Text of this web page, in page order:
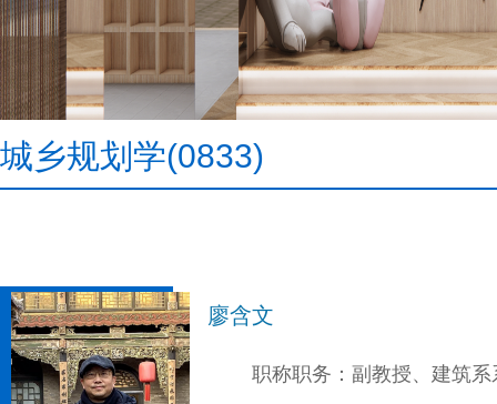
城乡规划学(0833)
廖含文
职称职务：副教授、建筑系